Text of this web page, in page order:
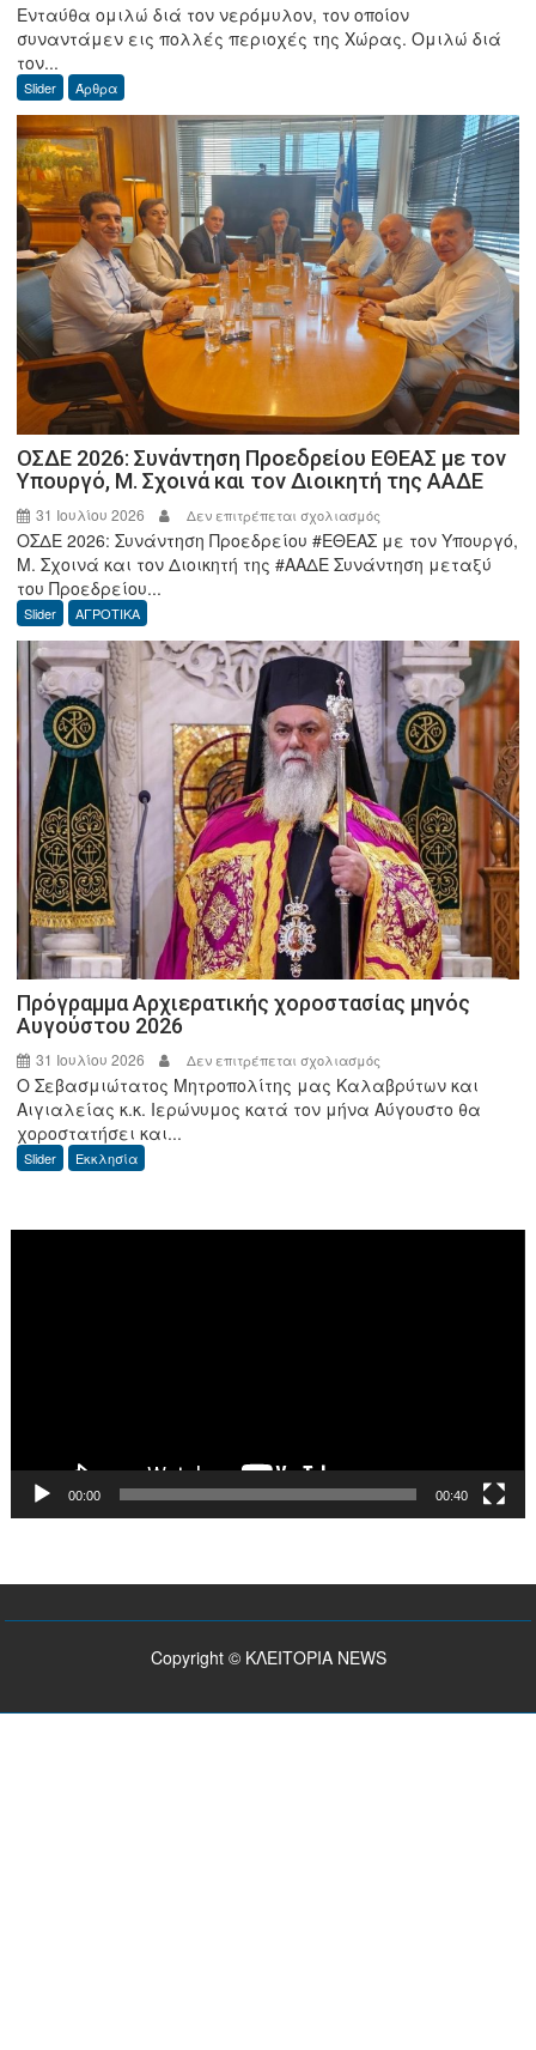
Γεώργιος
Δ.
καλός
Μύλος
απ’
όλα
σε
προστατεύει.
Ενταύθα ομιλώ διά τον νερόμυλον, τον οποίον
συναντάμεν εις πολλές περιοχές της Χώρας. Ομιλώ διά
τον...
Slider Άρθρα
ΟΣΔΕ 2026: Συνάντηση Προεδρείου ΕΘΕΑΣ με τον
Υπουργό, Μ. Σχοινά και τον Διοικητή της ΑΑΔΕ
31 Ιουλίου 2026 Δεν επιτρέπεται σχολιασμός
ΟΣΔΕ
2026:
ΕΘΕΑΣ
με
τον
Υπουργό,
Μ.
Σχοινά
και
τον
Διοικητή
της
ΑΑΔΕ
ΟΣΔΕ 2026: Συνάντηση Προεδρείου #ΕΘΕΑΣ με τον Υπουργό,
Μ. Σχοινά και τον Διοικητή της #ΑΑΔΕ Συνάντηση μεταξύ
του Προεδρείου...
Slider ΑΓΡΟΤΙΚΑ
Πρόγραμμα Αρχιερατικής χοροστασίας μηνός
Αυγούστου 2026
31 Ιουλίου 2026 Δεν επιτρέπεται σχολιασμός
Πρόγραμμα
Αρχιερατικής
Ο Σεβασμιώτατος Μητροπολίτης μας Καλαβρύτων και
Αιγιαλείας κ.κ. Ιερώνυμος κατά τον μήνα Αύγουστο θα
χοροστατήσει και...
Slider Εκκλησία
00:00 00:40
Copyright © ΚΛΕΙΤΟΡΙΑ NEWS